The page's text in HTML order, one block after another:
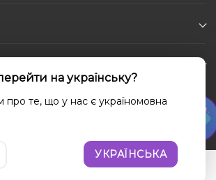
Соціальні мережі
на українську?
про те, що у нас є україномовна
УКРАЇНСЬКА